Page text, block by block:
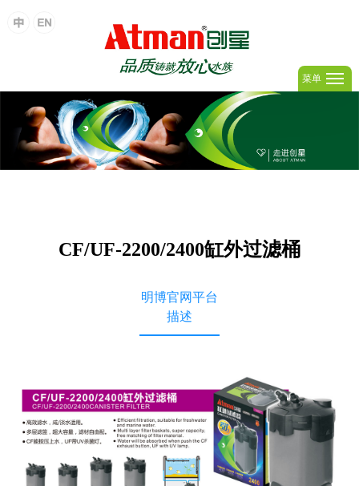
菜单
CF/UF-2200/2400缸外过滤桶
明博官网平台
描述